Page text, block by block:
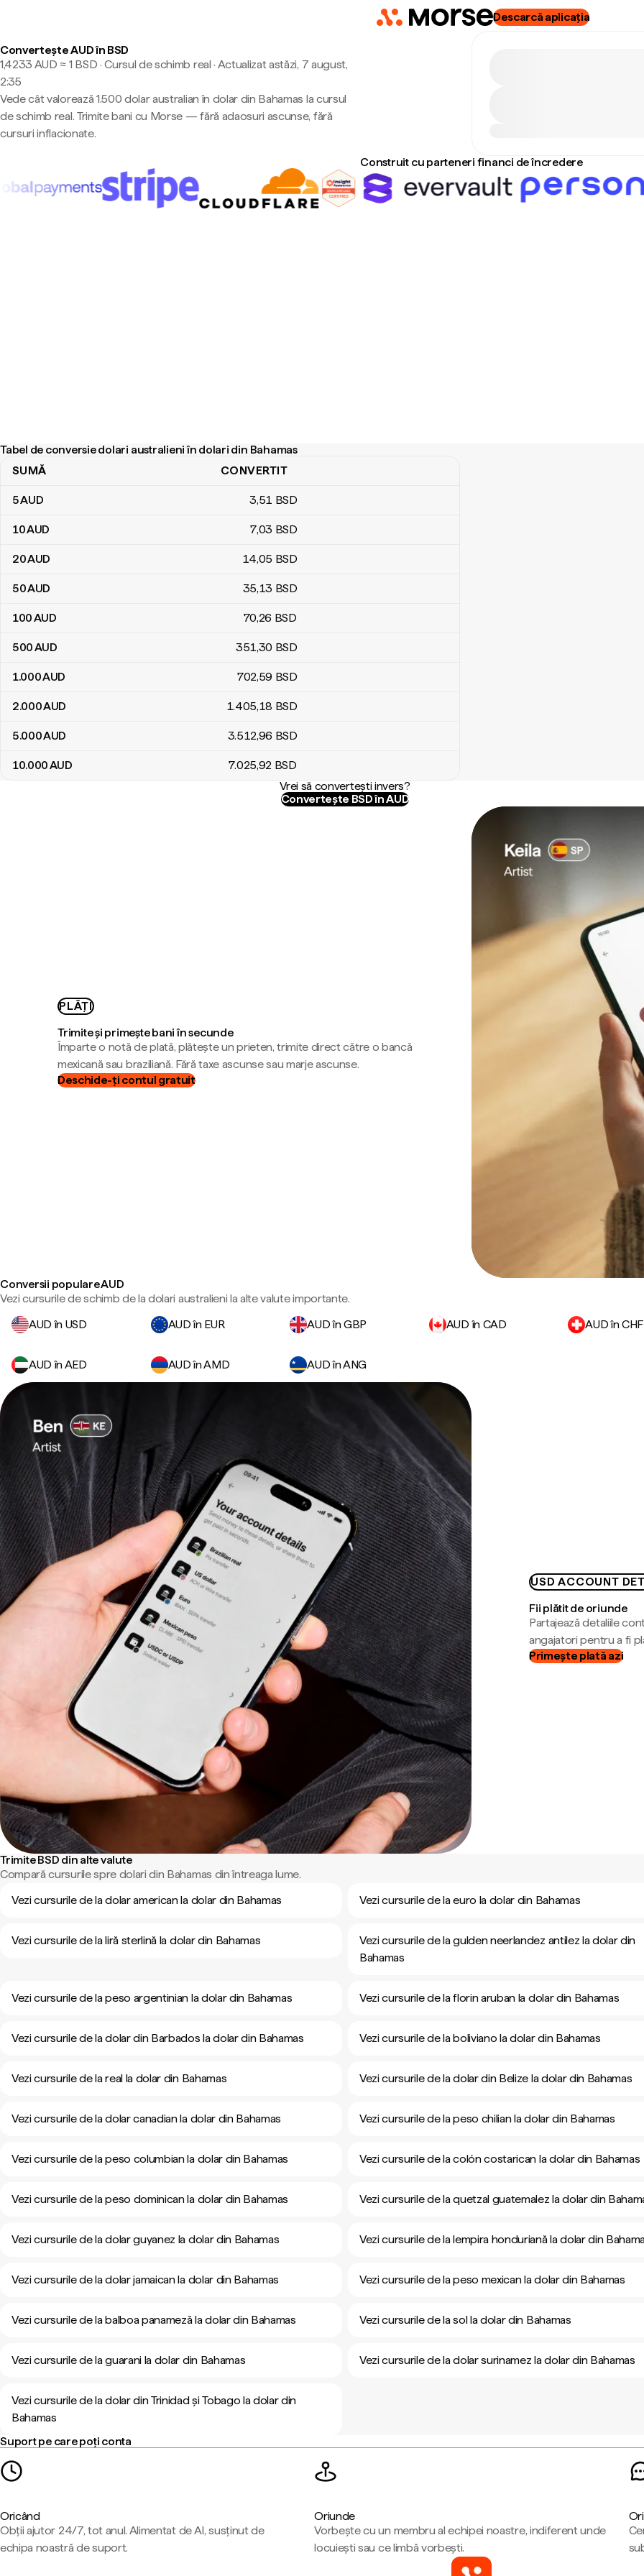
Descarcă aplicația
Convertește AUD în BSD
1,4233 AUD ≈ 1 BSD · Cursul de schimb real · Actualizat astăzi, 7 august,
2:35
Vede cât valorează 1.500 dolar australian în dolar din Bahamas la cursul
de schimb real. Trimite bani cu Morse — fără adaosuri ascunse, fără
cursuri inflacionate.
Construit cu parteneri financi de încredere
Tabel de conversie dolari australieni în dolari din Bahamas
Tabel de conversie dolari australieni în dolari din Bahamas
SUMĂ CONVERTIT
5AUD 3,51 BSD
10AUD 7,03 BSD
20AUD 14,05 BSD
50AUD 35,13 BSD
100AUD 70,26 BSD
500AUD 351,30 BSD
1.000AUD 702,59 BSD
2.000AUD 1.405,18 BSD
5.000AUD 3.512,96 BSD
10.000AUD 7.025,92 BSD
Vrei să convertești invers?
Convertește BSD în AUD
PLĂȚI
Trimite și primește bani în secunde
Împarte o notă de plată, plătește un prieten, trimite direct către o bancă
mexicană sau braziliană. Fără taxe ascunse sau marje ascunse.
Deschide-ți contul gratuit
Conversii populare AUD
Vezi cursurile de schimb de la dolari australieni la alte valute importante.
AUD în USD
AUD în EUR AUD în GBP AUD în CAD AUD în CHF
AUD în AED AUD în AMD AUD în ANG
USD ACCOUNT
Fii plătit de oriunde
Partajează detaliile
angajatori pentru a fi
Primește plată azi
Trimite BSD din alte valute
Compară cursurile spre dolari din Bahamas din întreaga lume.
Vezi cursurile de la dolar american la dolar din Bahamas
Vezi cursurile de la euro la dolar din Bahamas
Vezi cursurile de la liră sterlină la dolar din Bahamas
Vezi cursurile de la gulden neerlandez antilez la dolar din
Bahamas
Vezi cursurile de la peso argentinian la dolar din Bahamas Vezi cursurile de la florin aruban la dolar din Bahamas
Vezi cursurile de la dolar din Barbados la dolar din Bahamas Vezi cursurile de la boliviano la dolar din Bahamas
Vezi cursurile de la real la dolar din Bahamas Vezi cursurile de la dolar din Belize la dolar din Bahamas
Vezi cursurile de la dolar canadian la dolar din Bahamas Vezi cursurile de la peso chilian la dolar din Bahamas
Vezi cursurile de la peso columbian la dolar din Bahamas Vezi cursurile de la colón costarican la dolar din Bahamas
Vezi cursurile de la peso dominican la dolar din Bahamas Vezi cursurile de la quetzal guatemalez la dolar din
Vezi cursurile de la dolar guyanez la dolar din Bahamas Vezi cursurile de la lempira honduriană la dolar din
Vezi cursurile de la dolar jamaican la dolar din Bahamas Vezi cursurile de la peso mexican la dolar din Bahamas
Vezi cursurile de la balboa panameză la dolar din Bahamas Vezi cursurile de la sol la dolar din Bahamas
Vezi cursurile de la guarani la dolar din Bahamas Vezi cursurile de la dolar surinamez la dolar din Bahamas
Vezi cursurile de la dolar din Trinidad și Tobago la dolar din
Bahamas
Suport pe care poți conta
Oricând
Obții ajutor 24/7, tot anul. Alimentat de AI, susținut de
echipa noastră de suport.
Oriunde
Vorbește cu un membru al echipei noastre, indiferent unde
locuiești sau ce limbă vorbești.